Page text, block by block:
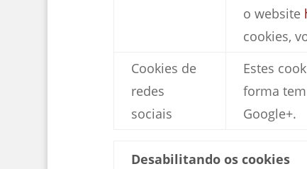
o website
cookies,
Cookies de
redes
sociais
Estes
forma
Google+.
Desabilitando os cookies